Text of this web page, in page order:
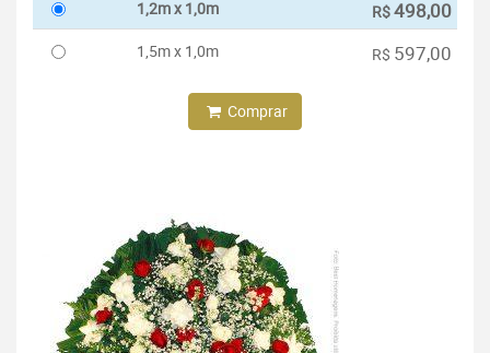
1,2m x 1,0m R$498,00
1,5m x 1,0m R$ 597,00
Comprar